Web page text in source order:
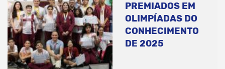
PREMIADOS EM
OLIMPÍADAS DO
CONHECIMENTO
DE 2025